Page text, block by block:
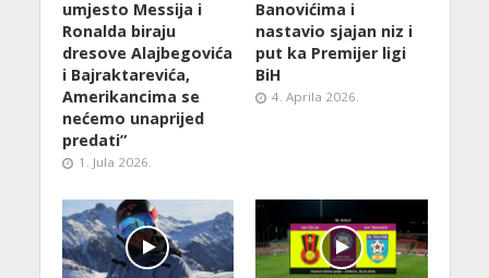
umjesto Messija i
Ronalda biraju
dresove Alajbegovića
i Bajraktarevića,
Amerikancima se
nećemo unaprijed
predati”
1. Jula 2026.
Banovićima i
nastavio sjajan niz i
put ka Premijer ligi
BiH
4. Aprila 2026.